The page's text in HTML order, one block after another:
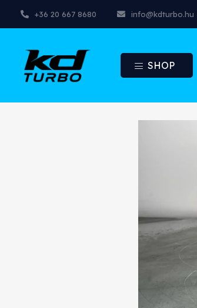
+36 20 667 8680 info@kdturbo.hu
SHOP